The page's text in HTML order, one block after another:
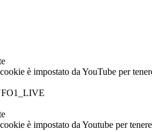
è impostato da YouTube per
è impostato da Youtube per